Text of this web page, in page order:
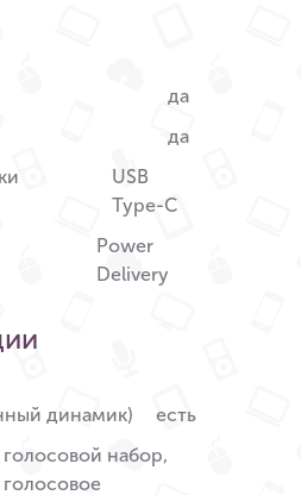
да
да
USB
Type-C
Power
Delivery
динамик)
есть
голосовой набор,
голосовое